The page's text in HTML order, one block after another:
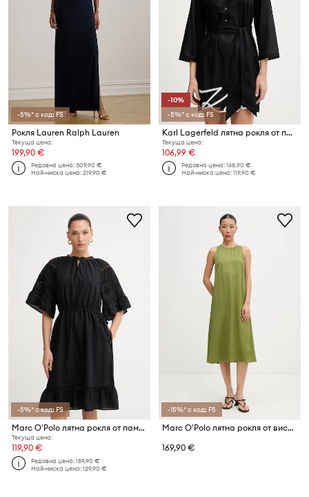
-5%* с код: FS
Рокля Lauren Ralph Lauren
Текуща цена:
199,90 €
Редовна цена:309,90 €
Най-ниска цена:219,90 €
-10%
-5%* с код: FS
Karl Lagerfeld лятна рокля от памук
Текуща цена:
106,99 €
Редовна цена:168,90 €
Най-ниска цена:119,90 €
-5%* с код: FS
Marc O'Polo лятна рокля от памук
Текуща цена:
119,90 €
Редовна цена:189,90 €
Най-ниска цена:129,90 €
-15%* с код: FS
Marc O'Polo лятна рокля от вискоза
169,90 €